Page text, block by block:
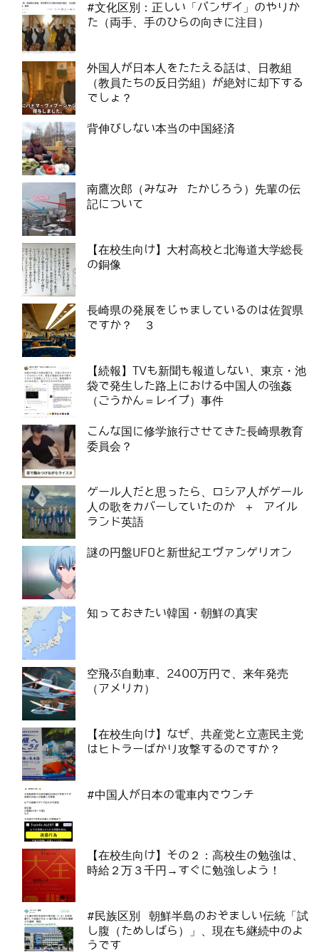
#文化区別：正しい「バンザイ」のやりか
た（両手、手のひらの向きに注目）
外国人が日本人をたたえる話は、日教組
（教員たちの反日労組）が絶対に却下する
でしょ？
背伸びしない本当の中国経済
南鷹次郎（みなみ たかじろう）先輩の伝
記について
【在校生向け】大村高校と北海道大学総長
の銅像
長崎県の発展をじゃましているのは佐賀県
ですか？ ３
【続報】TVも新聞も報道しない、東京・池
袋で発生した路上における中国人の強姦
（ごうかん＝レイプ）事件
こんな国に修学旅行させてきた長崎県教育
委員会？
ゲール人だと思ったら、ロシア人がゲール
人の歌をカバーしていたのか ＋ アイル
ランド英語
謎の円盤UFOと新世紀エヴァンゲリオン
知っておきたい韓国・朝鮮の真実
空飛ぶ自動車、2400万円で、来年発売
（アメリカ）
【在校生向け】なぜ、共産党と立憲民主党
はヒトラーばかり攻撃するのですか？
#中国人が日本の電車内でウンチ
【在校生向け】その２：高校生の勉強は、
時給２万３千円→すぐに勉強しよう！
#民族区別 朝鮮半島のおぞましい伝統「試
し腹（ためしばら）」、現在も継続中のよ
うです